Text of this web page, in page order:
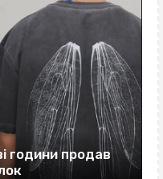
години продав